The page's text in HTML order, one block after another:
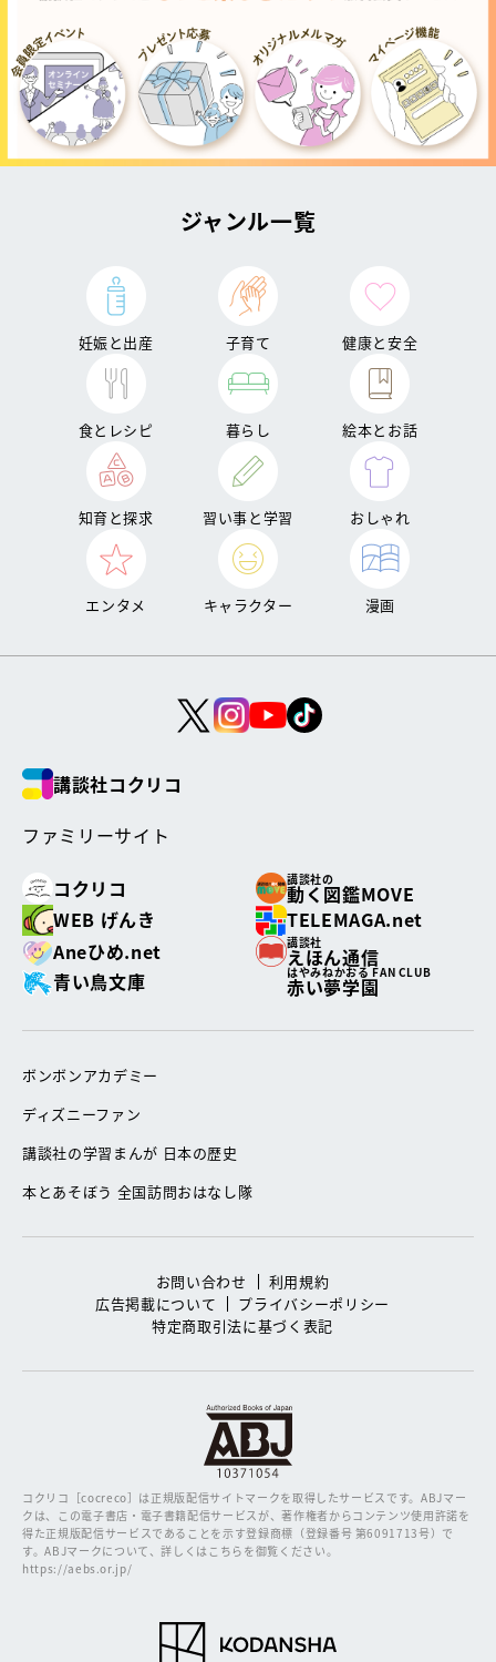
ジャンル一覧
妊娠と出産 子育て 健康と安全
食とレシピ 暮らし 絵本とお話
知育と探求 習い事と学習 おしゃれ
エンタメ キャラクター 漫画
講談社コクリコ
ファミリーサイト
コクリコ
講談社の
動く図鑑MOVE
WEB げんき
TELEMAGA.net
Aneひめ.net
講談社
えほん通信
青い鳥文庫
はやみねかおる FAN CLUB
赤い夢学園
ボンボンアカデミー
ディズニーファン
講談社の学習まんが 日本の歴史
本とあそぼう 全国訪問おはなし隊
お問い合わせ
利用規約
広告掲載について
プライバシーポリシー
特定商取引法に基づく表記
コクリコ［cocreco］は正規版配信サイトマークを取得したサービスです。ABJマー
クは、この電子書店・電子書籍配信サービスが、著作権者からコンテンツ使用許諾を
得た正規版配信サービスであることを示す登録商標（登録番号 第6091713号）で
す。ABJマークについて、詳しくはこちらを御覧ください。
https://aebs.or.jp/